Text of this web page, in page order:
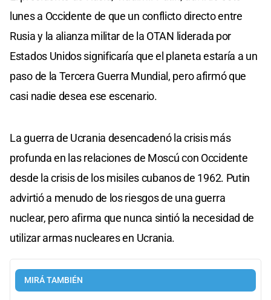
lunes a Occidente de que un conflicto directo entre
Rusia y la alianza militar de la OTAN liderada por
Estados Unidos significaría que el planeta estaría a un
paso de la Tercera Guerra Mundial, pero afirmó que
casi nadie desea ese escenario.
La guerra de Ucrania desencadenó la crisis más
profunda en las relaciones de Moscú con Occidente
desde la crisis de los misiles cubanos de 1962. Putin
advirtió a menudo de los riesgos de una guerra
nuclear, pero afirma que nunca sintió la necesidad de
utilizar armas nucleares en Ucrania.
MIRÁ TAMBIÉN